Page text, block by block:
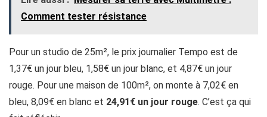
Comment tester résistance
Pour un studio de 25m², le prix journalier Tempo est de
1,37€ un jour bleu, 1,58€ un jour blanc, et 4,87€ un jour
rouge. Pour une maison de 100m², on monte à 7,02€ en
bleu, 8,09€ en blanc et 24,91€ un jour rouge. C’est ça qui